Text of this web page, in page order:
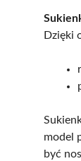
Dzięki
model
być